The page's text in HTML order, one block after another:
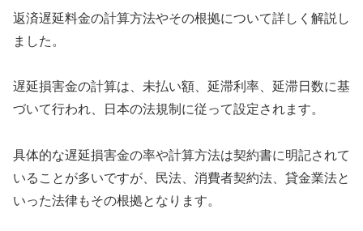
返済遅延料金の計算方法やその根拠について詳しく解説し
ました。
遅延損害金の計算は、未払い額、延滞利率、延滞日数に基
づいて行われ、日本の法規制に従って設定されます。
具体的な遅延損害金の率や計算方法は契約書に明記されて
いることが多いですが、民法、消費者契約法、貸金業法と
いった法律もその根拠となります。